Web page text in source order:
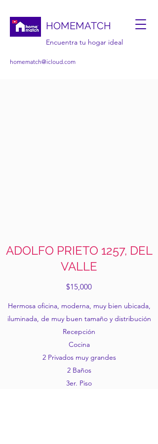
HOMEMATCH
Encuentra tu hogar ideal
homematch@icloud.com
ADOLFO PRIETO 1257, DEL
VALLE
$15,000
Hermosa oficina, moderna, muy bien ubicada,
iluminada, de muy buen tamaño y distribución
Recepción
Cocina
2 Privados muy grandes
2 Baños
3er. Piso